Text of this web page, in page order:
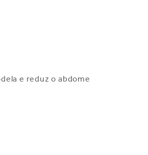
e reduz o abdome